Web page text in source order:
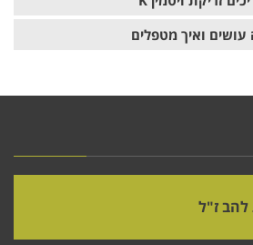
ואיך מטפלים
להב ז"ל